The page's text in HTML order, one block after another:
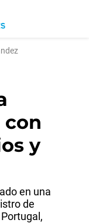
con
y
en una
de